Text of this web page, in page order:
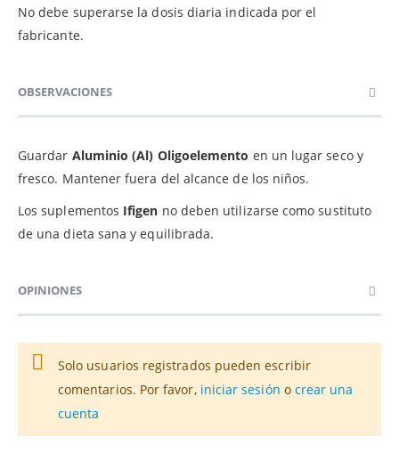
No debe superarse la dosis diaria indicada por el
fabricante.
OBSERVACIONES
Guardar Aluminio (Al) Oligoelemento en un lugar seco y
fresco. Mantener fuera del alcance de los niños.
Los suplementos Ifigen no deben utilizarse como sustituto
de una dieta sana y equilibrada.
OPINIONES
Solo usuarios registrados pueden escribir
comentarios. Por favor, iniciar sesión o crear una
cuenta